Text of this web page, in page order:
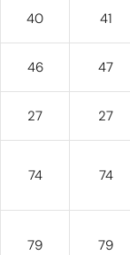
40 41
46 47
27 27
74 74
79 79